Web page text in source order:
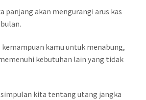
panjang akan mengurangi arus kas
kamu untuk menabung,
kebutuhan lain yang tidak
kita tentang utang jangka